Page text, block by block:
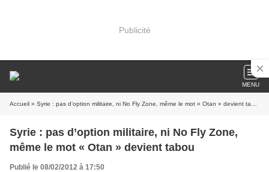
Publicité
MENU
Accueil » Syrie : pas d’option militaire, ni No Fly Zone, même le mot « Otan » devient tabou
Syrie : pas d’option militaire, ni No Fly Zone,
même le mot « Otan » devient tabou
Publié le 08/02/2012 à 17:50